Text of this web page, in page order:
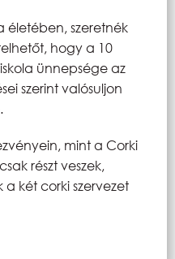
életében, szeretnék
hogy a 10
ünnepsége az
szerint valósuljon
mint a Corki
részt veszek,
két corki szervezet